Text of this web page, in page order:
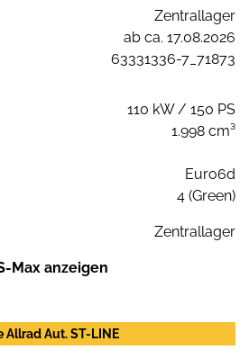
Zentrallager
ab ca. 17.08.2026
63331336-7_71873
110 kW / 150 PS
1.998 cm³
Euro6d
4 (Green)
Zentrallager
Max anzeigen
Allrad Aut. ST-LINE